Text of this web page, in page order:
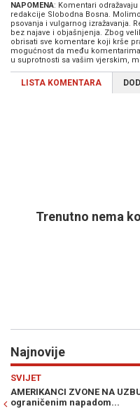
NAPOMENA: Komentari
redakcije Slobodna Bosna.
psovanja i vulgarnog izražavanja.
bez najave i objašnjenja. Zbog
obrisati sve komentare koji krše
mogućnost da među
u suprotnosti sa vašim vjerskim,
LISTA KOMENTARA
Trenutno nema
Najnovije
SVIJET
AMERIKANCI ZVONE NA
ograničenim napadom...